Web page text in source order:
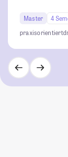
Master
4
praxisorientiert